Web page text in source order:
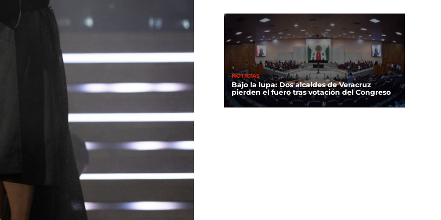
NOTICIAS
Bajo la lupa: Dos alcaldes de Veracruz
pierden el fuero tras votación del Congreso